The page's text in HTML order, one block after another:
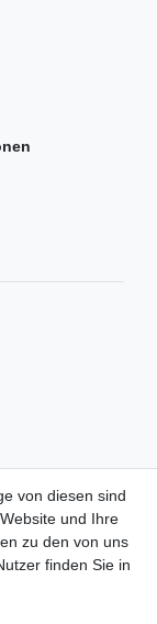
von diesen sind
und Ihre
zu den von uns
finden Sie in